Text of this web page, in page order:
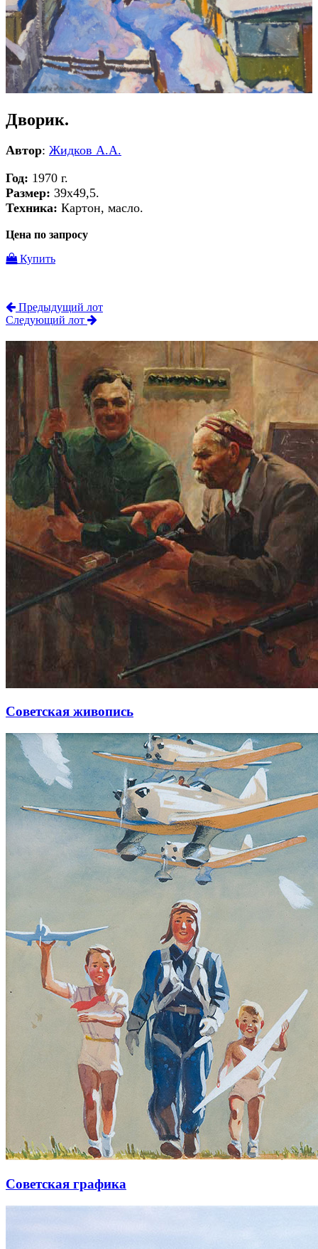
Дворик.
Автор: Жидков А.А.
Год: 1970 г.
Размер: 39х49,5.
Техника: Картон, масло.
Цена по запросу
Купить
Предыдущий лот
Следующий лот
Советская живопись
Советская графика